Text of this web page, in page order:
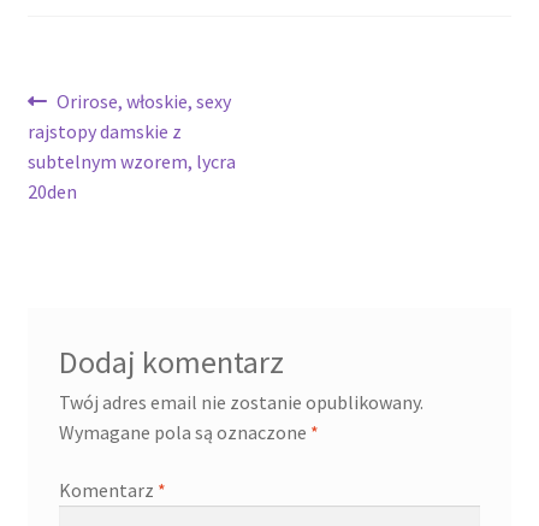
Nawigacja
wpisu
Poprzedni
wpis:
Orirose, włoskie, sexy
rajstopy damskie z
subtelnym wzorem, lycra
20den
Dodaj komentarz
Twój adres email nie zostanie opublikowany.
Wymagane pola są oznaczone *
Komentarz *